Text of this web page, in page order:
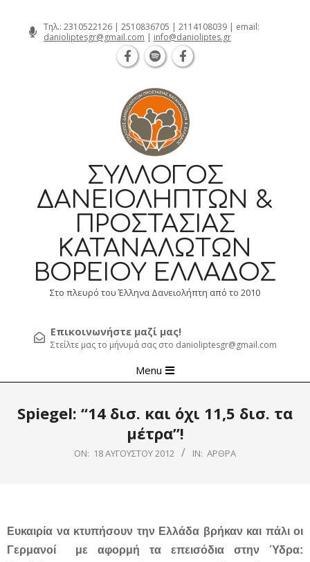
Τηλ.: 2310522126 | 2510836705 | 2114108039 | email:
danioliptesgr@gmail.com | info@danioliptes.gr
ΣΎΛΛΟΓΟΣ
ΔΑΝΕΙΟΛΗΠΤΏΝ &
ΠΡΟΣΤΑΣΊΑΣ
ΚΑΤΑΝΑΛΩΤΏΝ
ΒΟΡΕΊΟΥ ΕΛΛΆΔΟΣ
Στο πλευρό του Έλληνα Δανειολήπτη από το 2010
Επικοινωνήστε μαζί μας!
Στείλτε μας το μήνυμά σας στο danioliptesgr@gmail.com
Navigation
Menu
Spiegel: “14 δισ. και όχι 11,5 δισ. τα
μέτρα”!
ON: 18 ΑΥΓΟΎΣΤΟΥ 2012 IN: ΆΡΘΡΑ
Ευκαιρία να κτυπήσουν την Ελλάδα βρήκαν και πάλι οι
Γερμανοί με αφορμή τα επεισόδια στην Ύδρα: